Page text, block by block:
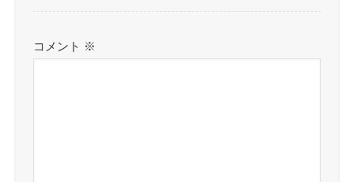
コメント ※